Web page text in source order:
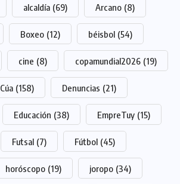
alcaldía (69) Arcano (8)
Boxeo (12) béisbol (54)
cine (8) copamundial2026 (19)
Cúa (158) Denuncias (21)
Educación (38) EmpreTuy (15)
Futsal (7) Fútbol (45)
horóscopo (19) joropo (34)